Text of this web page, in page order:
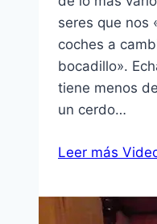
seres que nos
coches a
bocadillo».
tiene menos
un cerdo…
Leer más